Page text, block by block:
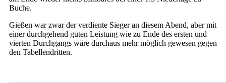
Buche.
Gießen war zwar der verdiente Sieger an diesem Abend, aber mit
einer durchgehend guten Leistung wie zu Ende des ersten und
vierten Durchgangs wäre durchaus mehr möglich gewesen gegen
den Tabellendritten.